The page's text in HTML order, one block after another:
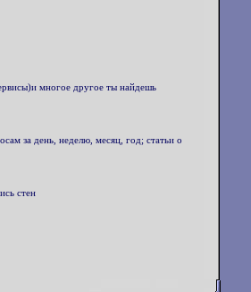
многое другое ты найдешь
за день, неделю, месяц, год; статьи о
стен